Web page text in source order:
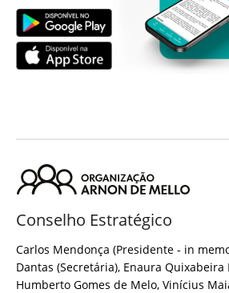
Conselho Estratégico
Carlos Mendonça (Presidente - in
Dantas (Secretária), Enaura Quixabeira
Humberto Gomes de Melo, Vinícius